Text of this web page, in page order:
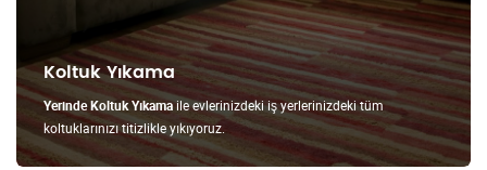
Koltuk Yıkama
Yerinde Koltuk Yıkamaile evlerinizdeki iş yerlerinizdeki tüm
koltuklarınızı titizlikle yıkıyoruz.